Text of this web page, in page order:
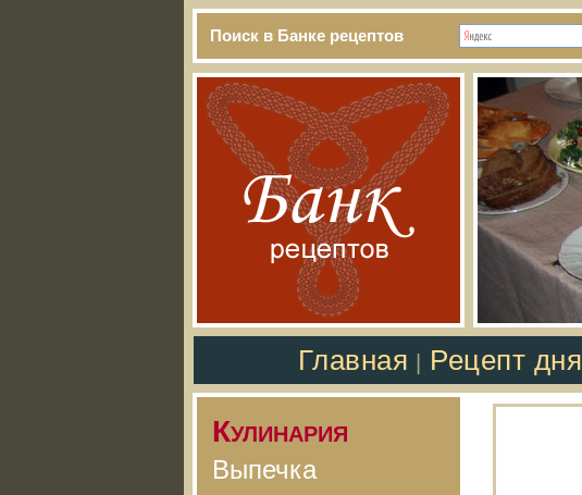
Поиск в Банке рецептов
Главная Рецепт дня
Кулинария
Выпечка